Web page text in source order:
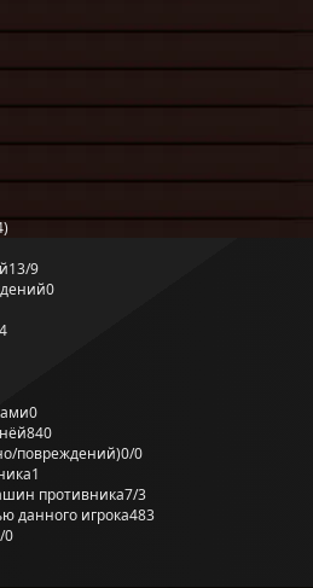
13/9
0
0
840
повреждений)0/0
1
противника7/3
данного игрока483
0